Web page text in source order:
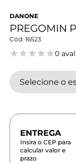
DANONE
PREGOMIN
16523
0
Selecione o
Insira o CEP para
calcular valor e
prazo